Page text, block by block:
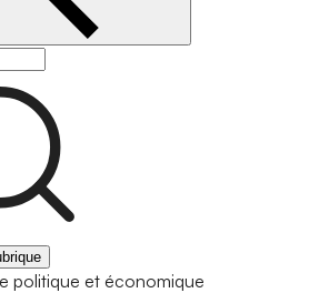
politique et économique